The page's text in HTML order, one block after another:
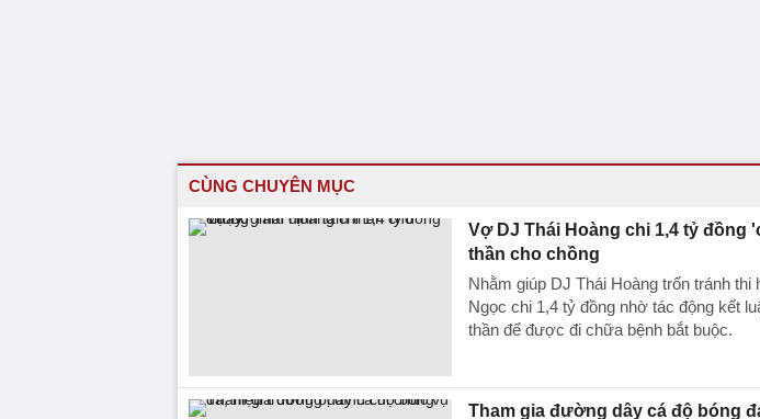
CÙNG CHUYÊN MỤC
Vợ DJ Thái Hoàng chi 1,4 tỷ đồng
thần cho chồng
Nhằm giúp DJ Thái Hoàng trốn tránh thi
Ngọc chi 1,4 tỷ đồng nhờ tác động kết
thần để được đi chữa bệnh bắt buộc.
Tham gia đường dây cá độ bóng